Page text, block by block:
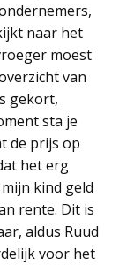
naar het
moest
van
gekort,
sta je
de prijs op
het erg
kind geld
rente. Dit is
aldus Ruud
voor het